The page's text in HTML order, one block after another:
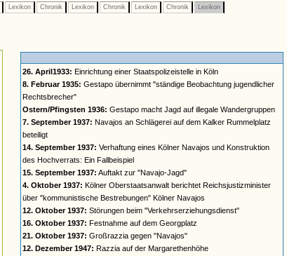
Lexikon Chronik Lexikon Chronik Lexikon Chronik Lexikon
26. April1933: Einrichtung einer Staatspolizeistelle in Köln
8. Februar 1935: Gestapo übernimmt "ständige Beobachtung jugendlicher
Rechtsbrecher"
Ostern/Pfingsten 1936: Gestapo macht Jagd auf illegale Wandergruppen
7. September 1937: Navajos an Schlägerei auf dem Kalker Rummelplatz
beteiligt
14. September 1937: Verhaftung eines Kölner Navajos und Konstruktion
des Hochverrats: Ein Fallbeispiel
15. September 1937: Auftakt zur "Navajo-Jagd"
4. Oktober 1937: Kölner Oberstaatsanwalt berichtet Reichsjustizminister
über "kommunistische Bestrebungen" Kölner Navajos
12. Oktober 1937: Störungen beim "Verkehrserziehungsdienst"
16. Oktober 1937: Festnahme auf dem Georgplatz
21. Oktober 1937: Großrazzia gegen "Navajos"
12. Dezember 1947: Razzia auf der Margarethenhöhe